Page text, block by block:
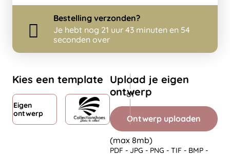
Bestelling verzonden?
Je hebt nog 21 uur 43 minuten en 54
seconden over
Kies een template
Eigen
ontwerp
Upload je eigen
ontwerp
Ontwerp uploaden
(max 8mb)
PDF - JPG - PNG - TIF - BMP -